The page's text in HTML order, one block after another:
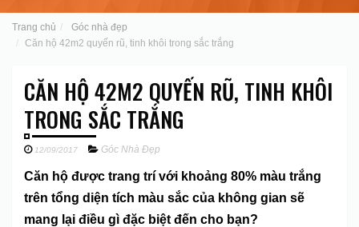
Trang chủ
Góc nhà đẹp
Căn hộ 42m2 quyến rũ, tinh khôi trong sắc trắng
CĂN HỘ 42M2 QUYẾN RŨ, TINH KHÔI
TRONG SẮC TRẮNG
12/09/2017 Góc Nhà Đẹp
Căn hộ được trang trí với khoảng 80% màu trắng
trên tổng diện tích màu sắc của không gian sẽ
mang lại điều gì đặc biệt đến cho bạn?